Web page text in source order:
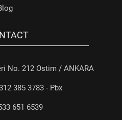
No. 212 Ostim / ANKARA
385 3783 - Pbx
651 6539